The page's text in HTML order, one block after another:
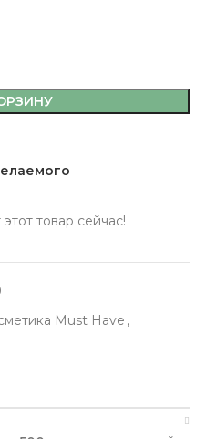
товар сейчас!
Must Have ,